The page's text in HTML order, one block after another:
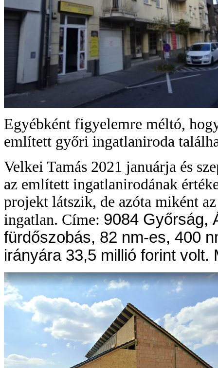
Egyébként figyelemre méltó,
említett győri ingatlaniroda
Velkei Tamás 2021 januárja és
az említett ingatlanirodának
projekt látszik, de azóta miként
ingatlan. Címe: 9084 Győrság,
fürdőszobás, 82 nm-es, 400
irányára 33,5 millió forint